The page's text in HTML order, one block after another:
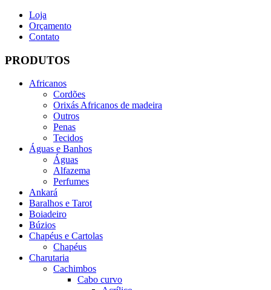
Loja
Orçamento
Contato
PRODUTOS
Africanos
Cordões
Orixás Africanos de madeira
Outros
Penas
Tecidos
Águas e Banhos
Águas
Alfazema
Perfumes
Ankará
Baralhos e Tarot
Boiadeiro
Búzios
Chapéus e Cartolas
Chapéus
Charutaria
Cachimbos
Cabo curvo